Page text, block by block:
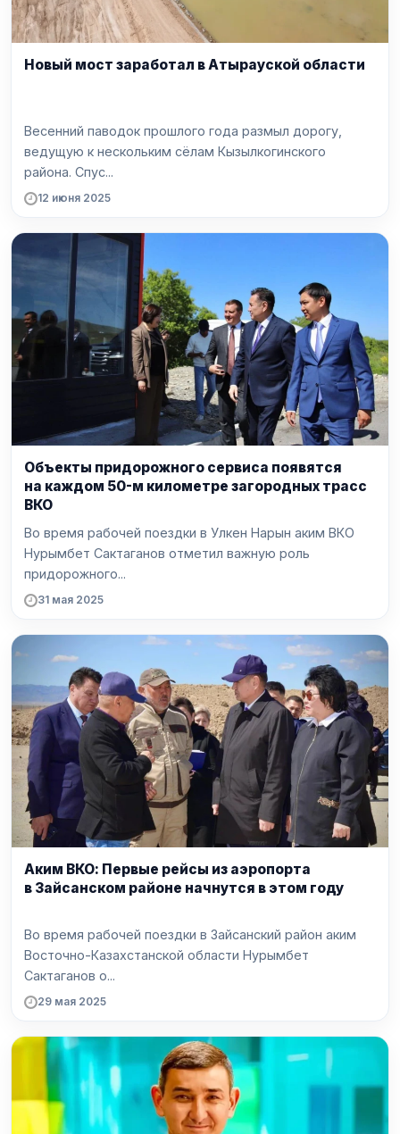
Новый мост заработал в Атырауской области
Весенний паводок прошлого года размыл дорогу,
ведущую к нескольким сёлам Кызылкогинского
района. Спус...
12 июня 2025
Объекты придорожного сервиса появятся
на каждом 50-м километре загородных трасс
ВКО
Во время рабочей поездки в Улкен Нарын аким ВКО
Нурымбет Сактаганов отметил важную роль
придорожного...
31 мая 2025
Аким ВКО: Первые рейсы из аэропорта
в Зайсанском районе начнутся в этом году
Во время рабочей поездки в Зайсанский район аким
Восточно-Казахстанской области Нурымбет
Сактаганов о...
29 мая 2025